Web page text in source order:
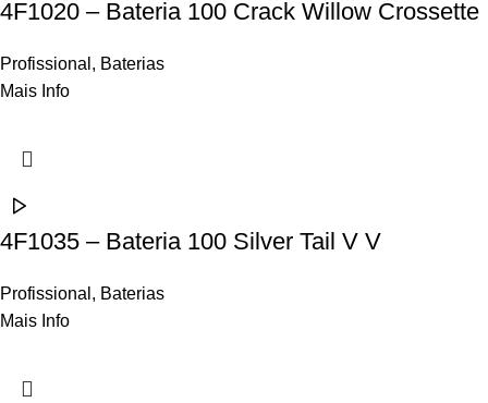
4F1020 – Bateria 100 Crack Willow Crossette
Profissional , Baterias
Mais Info
4F1035 – Bateria 100 Silver Tail V V
Profissional , Baterias
Mais Info